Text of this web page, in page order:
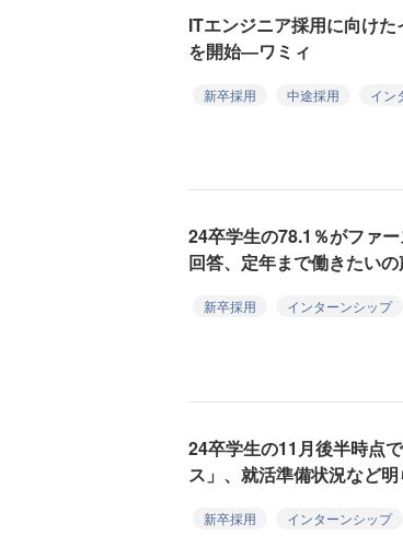
ITエンジニア採用に向け
を開始―ワミィ
新卒採用 中途採用 イン
24卒学生の78.1％がファ
回答、定年まで働きたい
新卒採用 インターンシップ
24卒学生の11月後半時点
ス」、就活準備状況など
新卒採用 インターンシップ